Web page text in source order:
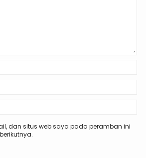
dan situs web saya pada peramban ini